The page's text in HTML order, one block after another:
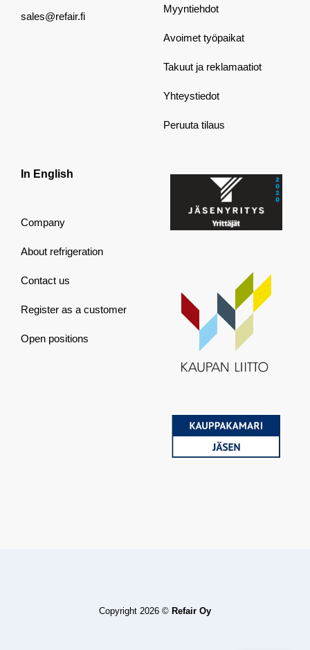
sales@refair.fi
Myyntiehdot
Avoimet työpaikat
Takuut ja reklamaatiot
Yhteystiedot
Peruuta tilaus
In English
Company
About refrigeration
Contact us
Register as a customer
Open positions
Copyright 2026 © Refair Oy